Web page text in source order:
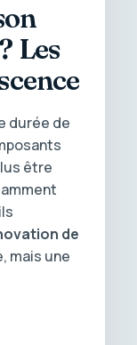
Les
durée de
être
de
mais une